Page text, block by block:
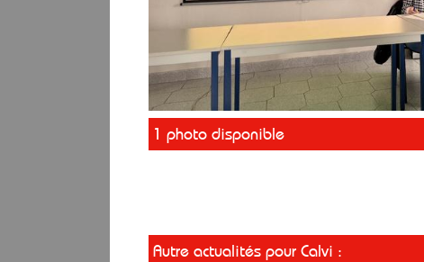
1 photo disponible
Autre actualités pour Calvi :